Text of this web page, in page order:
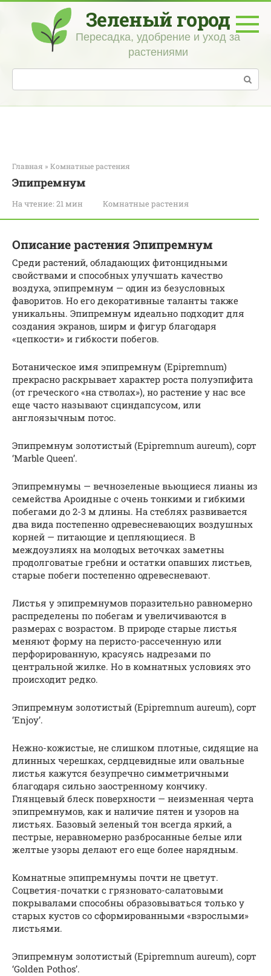
Перейти
контенту
Зеленый город
Пересадка, удобрение и уход за
растениями
Поиск:
Главная » Комнатные растения
Эпипремнум
На чтение: 21 мин Комнатные растения
Описание растения Эпипремнум
Среди растений, обладающих фитонцидными
свойствами и способных улучшать качество
воздуха, эпипремнум — один из безусловных
фаворитов. Но его декоративные таланты также
уникальны. Эпипремнум идеально подходит для
создания экранов, ширм и фигур благодаря
«цепкости» и гибкости побегов.
Ботаническое имя эпипремнум (Epipremnum)
прекрасно раскрывает характер роста полуэпифита
(от греческого «на стволах»), но растение у нас все
еще часто называют сциндапсусом, или
англоязычным потос.
Эпипремнум золотистый (Epipremnum aureum), сорт
‘Marble Queen’.
Эпипремнумы — вечнозеленые вьющиеся лианы из
семейства Ароидные с очень тонкими и гибкими
побегами до 2-3 м длины. На стеблях развивается
два вида постепенно одревесневающих воздушных
корней — питающие и цепляющиеся. В
междоузлиях на молодых веточках заметны
продолговатые гребни и остатки опавших листьев,
старые побеги постепенно одревесневают.
Листья у эпипремнумов поразительно равномерно
распределены по побегам и увеличиваются в
размерах с возрастом. В природе старые листья
меняют форму на перисто-рассеченную или
перфорированную, красуясь надрезами по
центральной жилке. Но в комнатных условиях это
происходит редко.
Эпипремнум золотистый (Epipremnum aureum), сорт
‘Enjoy’.
Нежно-кожистые, не слишком плотные, сидящие на
длинных черешках, сердцевидные или овальные
листья кажутся безупречно симметричными
благодаря сильно заостренному кончику.
Глянцевый блеск поверхности — неизменная черта
эпипремнумов, как и наличие пятен и узоров на
листьях. Базовый зеленый тон всегда яркий, а
пестрые, неравномерно разбросанные белые или
желтые узоры делают его еще более нарядным.
Комнатные эпипремнумы почти не цветут.
Соцветия-початки с грязновато-салатовыми
покрывалами способны образовываться только у
старых кустов со сформированными «взрослыми»
листьями.
Эпипремнум золотистый (Epipremnum aureum), сорт
‘Golden Pothos’.